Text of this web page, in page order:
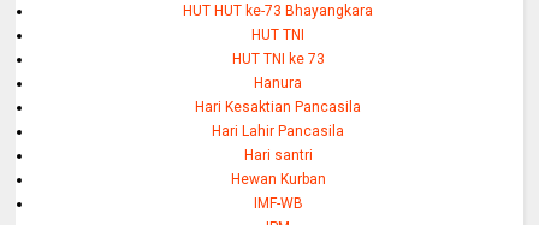
HUT HUT ke-73 Bhayangkara
HUT TNI
HUT TNI ke 73
Hanura
Hari Kesaktian Pancasila
Hari Lahir Pancasila
Hari santri
Hewan Kurban
IMF-WB